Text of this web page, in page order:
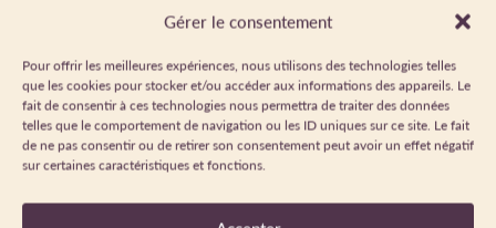
Gérer le consentement
Pour offrir les meilleures expériences, nous utilisons des technologies telles
que les cookies pour stocker et/ou accéder aux informations des appareils. Le
fait de consentir à ces technologies nous permettra de traiter des données
telles que le comportement de navigation ou les ID uniques sur ce site. Le fait
de ne pas consentir ou de retirer son consentement peut avoir un effet négatif
sur certaines caractéristiques et fonctions.
A 300 m maxi des pistes
Arrêt de transport en commun à moins de
500 m
Rivière à -5 km
Afficher plus